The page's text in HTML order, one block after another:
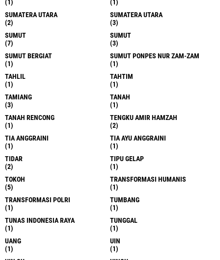
(1)
(1)
SUMATERA UTARA
(2)
SUMATERA UTARA
(3)
SUMUT
(7)
SUMUT
(3)
SUMUT BERGIAT
(1)
SUMUT PONPES NUR ZAM-ZAM
(1)
TAHLIL
(1)
TAHTIM
(1)
TAMIANG
(3)
TANAH
(1)
TANAH RENCONG
(1)
TENGKU AMIR HAMZAH
(2)
TIA ANGGRAINI
(1)
TIA AYU ANGGRAINI
(1)
TIDAR
(2)
TIPU GELAP
(1)
TOKOH
(5)
TRANSFORMASI HUMANIS
(1)
TRANSFORMASI POLRI
(1)
TUMBANG
(1)
TUNAS INDONESIA RAYA
(1)
TUNGGAL
(1)
UANG
(1)
UIN
(1)